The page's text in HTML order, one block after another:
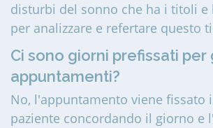
disturbi del sonno che ha i titoli e
per analizzare e refertare questo
Ci sono giorni prefissati per
appuntamenti?
No, l'appuntamento viene fissato
paziente concordando il giorno e